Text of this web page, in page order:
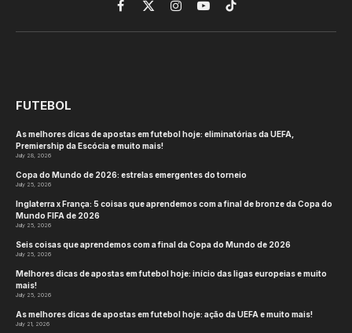
Facebook
X
(Twitter)
InstagramYouTubeTikTok
FUTEBOL
As melhores dicas de apostas em futebol hoje: eliminatórias da UEFA,
Premiership da Escócia e muito mais!
July 28, 2026
Copa do Mundo de 2026: estrelas emergentes do torneio
July 25, 2026
Inglaterra x França: 5 coisas que aprendemos com a final de bronze da Copa do
Mundo FIFA de 2026
July 25, 2026
Seis coisas que aprendemos com a final da Copa do Mundo de 2026
July 25, 2026
Melhores dicas de apostas em futebol hoje: início das ligas europeias e muito
mais!
July 25, 2026
As melhores dicas de apostas em futebol hoje: ação da UEFA e muito mais!
July 21, 2026